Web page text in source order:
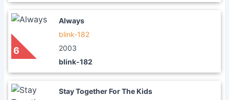
6
Always
blink-182
2003
blink-182
Stay Together For The Kids